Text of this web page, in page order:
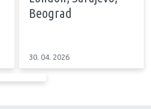
Beograd
30. 04. 2026